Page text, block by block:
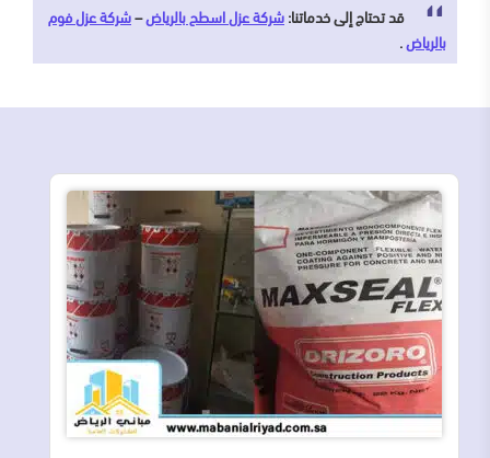
قد تحتاج إلى خدماتنا:شركة عزل اسطح بالرياض–شركة عزل فوم
بالرياض.